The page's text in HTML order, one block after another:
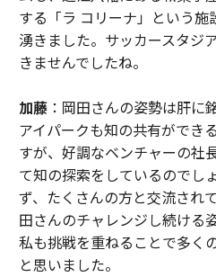
する「ラ コリーナ」という
湧きました。サッカースタジ
きませんでしたね。
加藤：岡田さんの姿勢は肝に
アイパークも知の共有ができ
すが、好調なベンチャーの社
て知の探索をしているのでし
ず、たくさんの方と交流され
田さんのチャレンジし続ける
私も挑戦を重ねることで多く
と思いました。